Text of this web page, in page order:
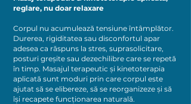
reglare, nu doar relaxare
Corpul nu acumulează tensiune întâmplător.
Durerea, rigiditatea sau disconfortul apar
adesea ca răspuns la stres, suprasolicitare,
posturi greșite sau dezechilibre care se repetă
în timp. Masajul terapeutic și kinetoterapia
aplicată sunt moduri prin care corpul este
ajutat să se elibereze, să se reorganizeze și să
își recapete funcționarea naturală.